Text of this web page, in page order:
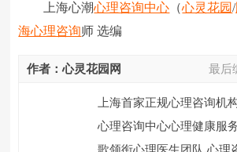
上海心潮心理咨询中心 （心灵花园/
海心理咨询师 选编
最后
作者：心灵花园网
上海首家正规心理咨询机
心理咨询中心心理健康服